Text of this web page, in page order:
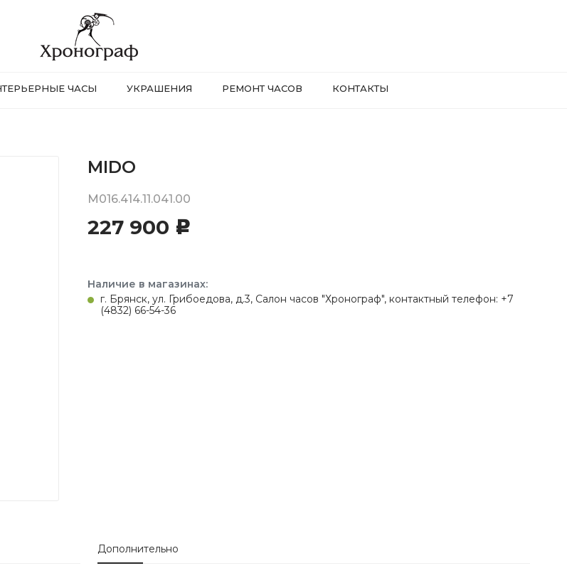
ЧАСЫ УКРАШЕНИЯ РЕМОНТ ЧАСОВ КОНТАКТЫ
MIDO
M016.414.11.041.00
227 900 c
Наличие в магазинах:
г. Брянск, ул. Грибоедова, д.3, Салон часов "Хронограф", контактный телефон: +7
(4832) 66-54-36
Дополнительно